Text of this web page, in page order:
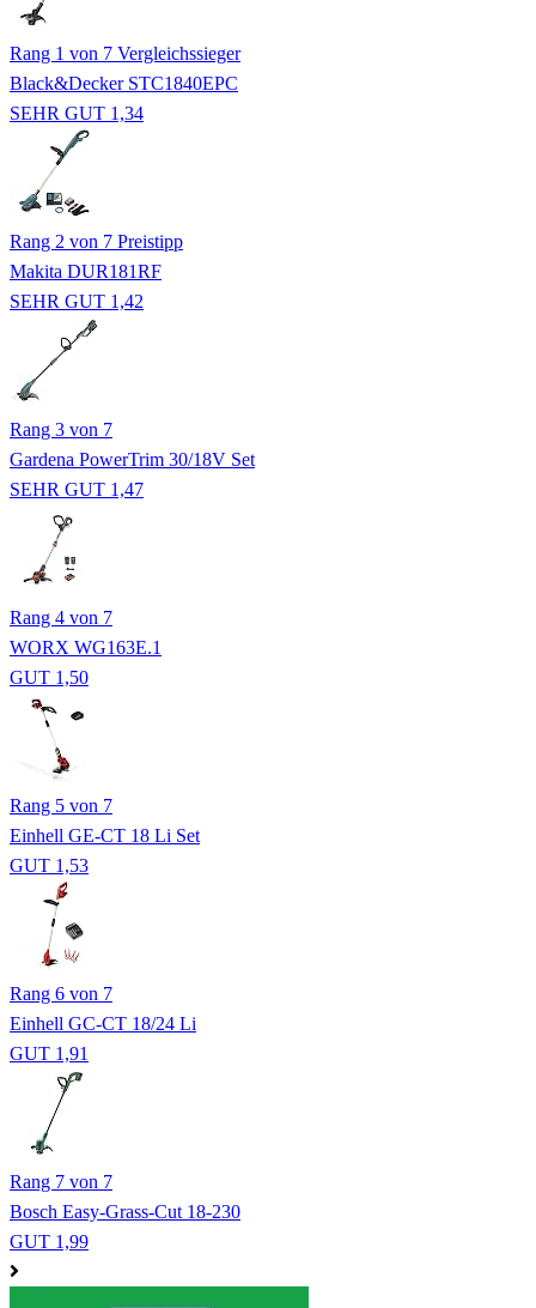
Rang 1 von 7 Vergleichssieger
Black&Decker STC1840EPC
SEHR GUT 1,34
Rang 2 von 7 Preistipp
Makita DUR181RF
SEHR GUT 1,42
Rang 3 von 7
Gardena PowerTrim 30/18V Set
SEHR GUT 1,47
Rang 4 von 7
WORX WG163E.1
GUT 1,50
Rang 5 von 7
Einhell GE-CT 18 Li Set
GUT 1,53
Rang 6 von 7
Einhell GC-CT 18/24 Li
GUT 1,91
Rang 7 von 7
Bosch Easy-Grass-Cut 18-230
GUT 1,99